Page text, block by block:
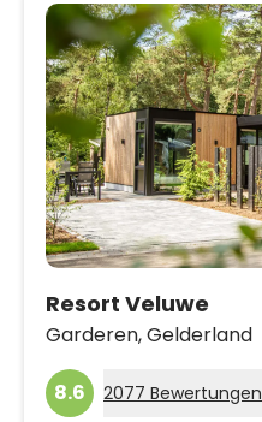
Resort Veluwe
Garderen,Gelderland
8.6 2077 Bewertungen